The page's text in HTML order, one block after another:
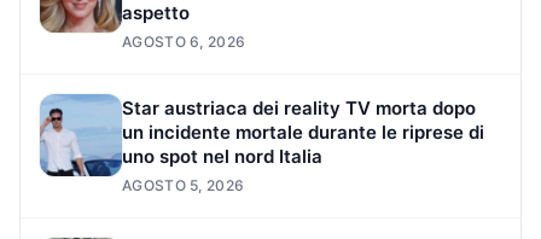
aspetto
AGOSTO 6, 2026
Star austriaca dei reality TV morta dopo
un incidente mortale durante le riprese di
uno spot nel nord Italia
AGOSTO 5, 2026